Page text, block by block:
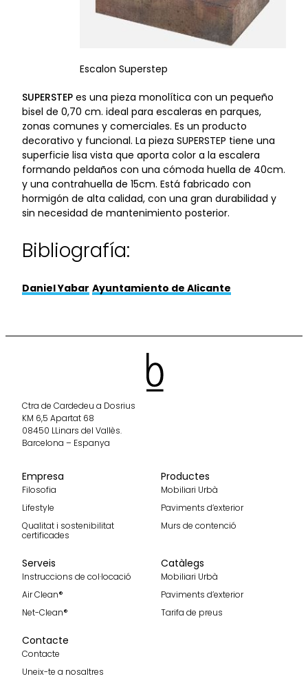
Escalon Superstep
SUPERSTEP es una pieza monolítica con un pequeño
bisel de 0,70 cm. ideal para escaleras en parques,
zonas comunes y comerciales. Es un producto
decorativo y funcional. La pieza SUPERSTEP tiene una
superficie lisa vista que aporta color a la escalera
formando peldaños con una cómoda huella de 40cm.
y una contrahuella de 15cm. Está fabricado con
hormigón de alta calidad, con una gran durabilidad y
sin necesidad de mantenimiento posterior.
Bibliografía:
Daniel Yabar Ayuntamiento de Alicante
Ctra de Cardedeu a Dosrius
KM 6,5 Apartat 68
08450 LLinars del Vallès.
Barcelona – Espanya
Empresa
Filosofia
Lifestyle
Qualitat i sostenibilitat
certificades
Productes
Mobiliari Urbà
Paviments d’exterior
Murs de contenció
Serveis
Instruccions de col·locació
Air Clean®
Net-Clean®
Catàlegs
Mobiliari Urbà
Paviments d’exterior
Tarifa de preus
Contacte
Contacte
Uneix-te a nosaltres